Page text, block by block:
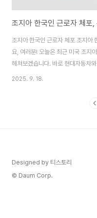
조지아 한국인 근로자 체포,
조지아 한국인 근로자 체포 조지아
요, 여러분! 오늘은 최근 미국 조지
헤쳐보겠습니다. 바로 현대자동차
설 현장에서 한국인 근로자들이 미
귀를 읍소하는 소식이 화제죠. 이
2025. 9. 18.
Designed by 티스토리
© Daum Corp.